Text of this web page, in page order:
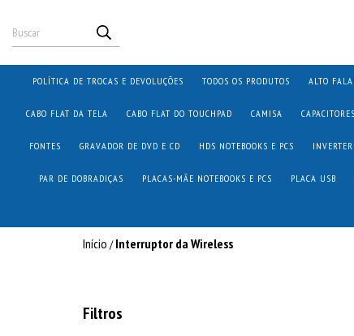
POLÍTICA DE TROCAS E DEVOLUÇÕES TODOS OS PRODUTOS ALTO
CABO FLAT DA TELA CABO FLAT DO TOUCHPAD CAMISA CAPACITORES
FONTES GRAVADOR DE DVD E CD HDS NOTEBOOKS E PCS
PAR DE DOBRADIÇAS PLACAS-MÃE NOTEBOOKS E PCS PLACA USB
Início / Interruptor da Wireless
Filtros